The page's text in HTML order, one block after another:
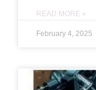
READ MORE »
February 4, 2025